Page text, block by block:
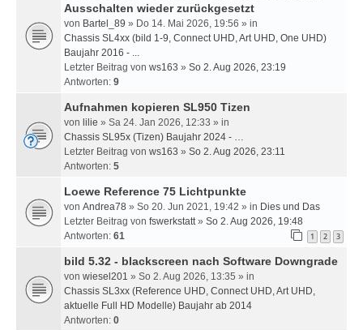
Ausschalten wieder zurückgesetzt
von Bartel_89 » Do 14. Mai 2026, 19:56 » in
Chassis SL4xx (bild 1-9, Connect UHD, Art UHD, One UHD)
Baujahr 2016 - ...
Letzter Beitrag von ws163 » So 2. Aug 2026, 23:19
Antworten: 9
Aufnahmen kopieren SL950 Tizen
von lilie » Sa 24. Jan 2026, 12:33 » in
Chassis SL95x (Tizen) Baujahr 2024 - …
Letzter Beitrag von ws163 » So 2. Aug 2026, 23:11
Antworten: 5
Loewe Reference 75 Lichtpunkte
von Andrea78 » So 20. Jun 2021, 19:42 » in Dies und Das
Letzter Beitrag von fswerkstatt» So 2. Aug 2026, 19:48
Antworten: 61 1 2 3
bild 5.32 - blackscreen nach Software Downgrade
von wiesel201 » So 2. Aug 2026, 13:35 » in
Chassis SL3xx (Reference UHD, Connect UHD, Art UHD,
aktuelle Full HD Modelle) Baujahr ab 2014
Antworten: 0